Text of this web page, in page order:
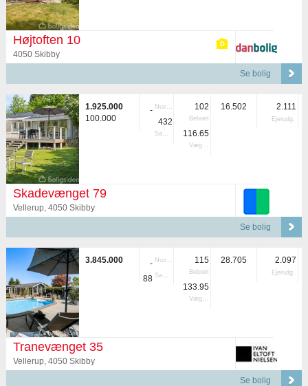
Højtoften 10
4050 Skibby
Se bolig
1.925.000
100.000
- Nuvær.
432
Samlet
102
Beboet
116.65
Vægtet
16.502 2.111
Ejerudg.
Skadevænget 79
Vellerup, 4050 Skibby
Se bolig
3.845.000 - Nuvær.
88 Samlet
115
Beboet
133.95
Vægtet
28.705 2.097
Ejerudg.
Tranevænget 35
Vellerup, 4050 Skibby
Se bolig